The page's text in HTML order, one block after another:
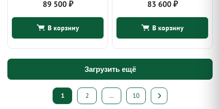
89 500 ₽
В корзину
83 600 ₽
В корзину
Загрузить ещё
Пагинация
1 2 … 10